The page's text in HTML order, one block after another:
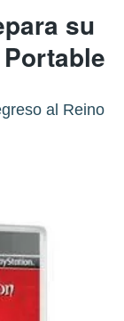
su
al Reino